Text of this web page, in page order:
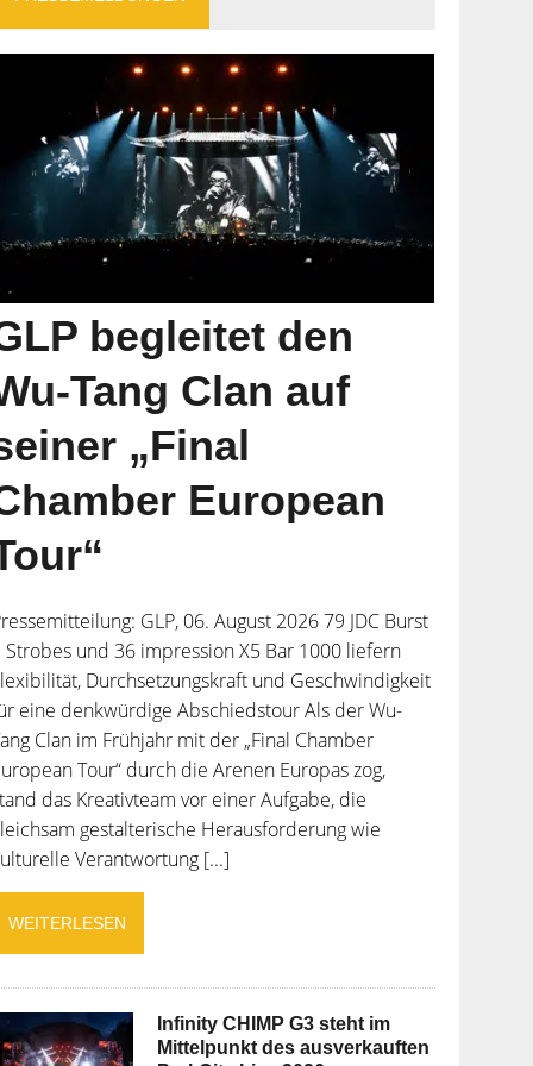
begleitet den
Tang Clan auf
„Final
European
GLP, 06. August 2026 79 JDC Burst
Strobes und 36 impression X5 Bar 1000 liefern
Durchsetzungskraft und Geschwindigkeit
eine denkwürdige Abschiedstour Als der Wu-
Clan im Frühjahr mit der „Final Chamber
Tour“ durch die Arenen Europas zog,
das Kreativteam vor einer Aufgabe, die
gestalterische Herausforderung wie
Verantwortung [...]
WEITERLESEN
Infinity CHIMP G3 steht im
Mittelpunkt des ausverkauften